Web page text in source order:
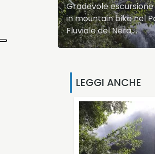
Escursione guidata in
mountain bike nel
Fluviale del Nera,…
LEGGI ANCHE